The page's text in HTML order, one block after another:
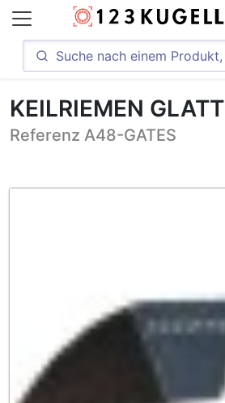
KEILRIEMEN GLATT
Referenz A48-GATES